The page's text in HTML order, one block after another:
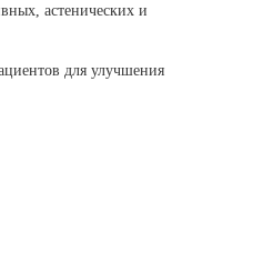
астенических и
для улучшения